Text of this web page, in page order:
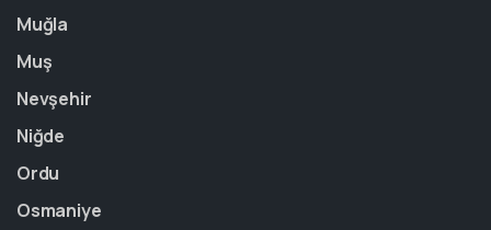
Muğla
Muş
Nevşehir
Niğde
Ordu
Osmaniye